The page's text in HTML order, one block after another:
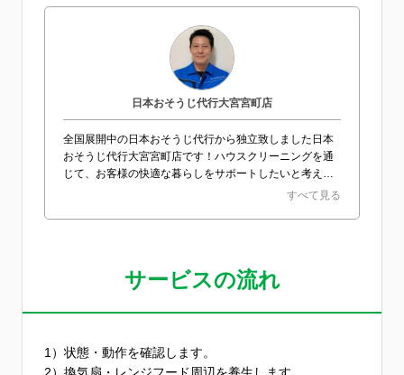
日本おそうじ代行大宮宮町店
全国展開中の日本おそうじ代行から独立致しました日本
おそうじ代行大宮宮町店です！ハウスクリーニングを通
じて、お客様の快適な暮らしをサポートしたいと考えて
すべて見る
サービスの流れ
1）状態・動作を確認します。